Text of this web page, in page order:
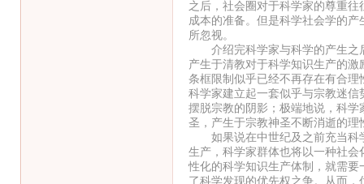
之后，社会圈对于科学家的尊重
成本的准备。但是科学社会学的
所忽视。
介绍完科学家与科学的产生之
产生于清教对于科学知识生产的
条框限制似乎已经不再存在有合
科学家建立起一套似乎与宗教迷
摆脱宗教的阴影；极端地说，科
圣，产生于宗教神圣不断消逝的理
如果说在中世纪及之前充当科
生产，科学家群体也将以一种社
性化的科学知识生产体制，就需
了科学发现的优先权之争。从而